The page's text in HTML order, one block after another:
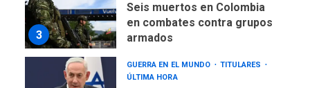
3
en combates contra grupos
armados
ÚLTIMA HORA
Netanyahu descarta plan de